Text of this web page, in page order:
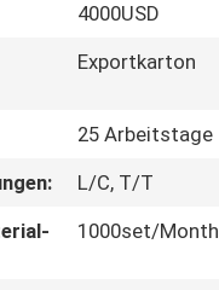
4000USD
Exportkarton
25 Arbeitstage
L/C, T/T
1000set/Month